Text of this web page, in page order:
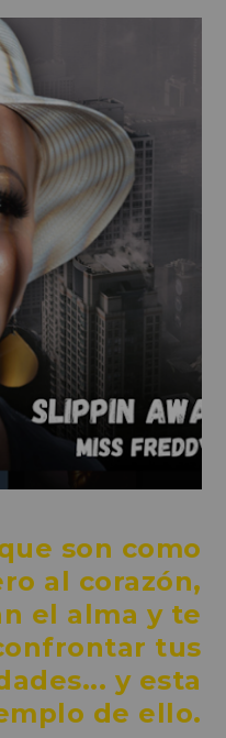
son como
al corazón,
el alma y te
tus
y esta
de ello.